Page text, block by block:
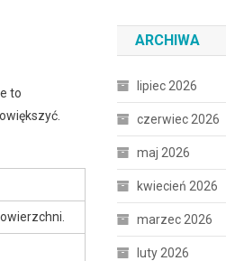
to
ARCHIWA
lipiec 2026
czerwiec 2026
maj 2026
kwiecień 2026
marzec 2026
luty 2026